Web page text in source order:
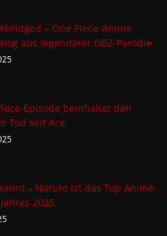
– One Piece-Anime
aus legendärer DBZ-Parodie
Episode beinhaltet den
Tod seit Ace
– Naruto ist das Top Anime-
2025